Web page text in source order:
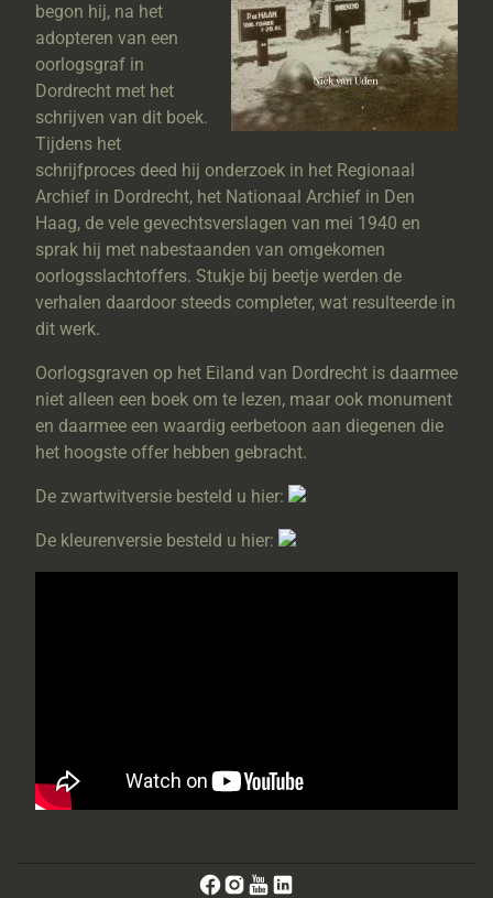
begon hij, na het
adopteren van een
oorlogsgraf in
Dordrecht met het
schrijven van dit boek.
Tijdens het
schrijfproces deed hij onderzoek in het Regionaal
Archief in Dordrecht, het Nationaal Archief in Den
Haag, de vele gevechtsverslagen van mei 1940 en
sprak hij met nabestaanden van omgekomen
oorlogsslachtoffers. Stukje bij beetje werden de
verhalen daardoor steeds completer, wat resulteerde in
dit werk.
Oorlogsgraven op het Eiland van Dordrecht is daarmee
niet alleen een boek om te lezen, maar ook monument
en daarmee een waardig eerbetoon aan diegenen die
het hoogste offer hebben gebracht.
De zwartwitversie besteld u hier:
De kleurenversie besteld u hier: